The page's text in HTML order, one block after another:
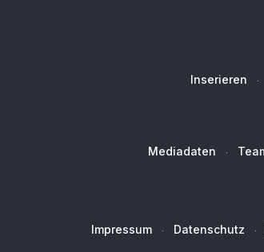
Inserieren
Mediadaten
Impressum Datenschutz